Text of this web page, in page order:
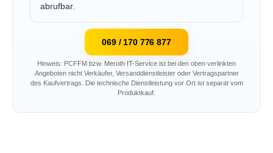
abrufbar.
069 / 170 776 877
Hinweis: PCFFM bzw. Meroth IT-Service ist bei den oben verlinkten
Angeboten nicht Verkäufer, Versanddienstleister oder Vertragspartner
des Kaufvertrags. Die technische Dienstleistung vor Ort ist separat vom
Produktkauf.